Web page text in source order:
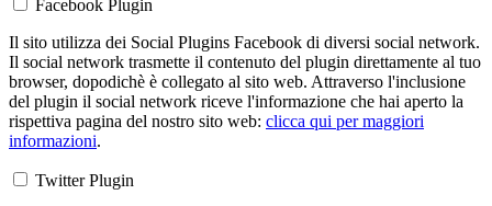
Facebook Plugin
Il sito utilizza dei Social Plugins Facebook di diversi social network.
Il social network trasmette il contenuto del plugin direttamente al tuo
browser, dopodichè è collegato al sito web. Attraverso l'inclusione
del plugin il social network riceve l'informazione che hai aperto la
rispettiva pagina del nostro sito web: clicca qui per maggiori
informazioni.
Twitter Plugin